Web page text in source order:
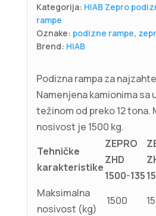
Kategorija: HIAB Zepro
rampe
Oznake: podizne rampe,
Brend: HIAB
Podizna rampa za
Namenjena kamionima sa
težinom od preko 12 tona.
nosivost je 1500 kg.
Tehničke
karakteristike
ZEPRO
ZHD
1500-135
Maksimalna
nosivost (kg)
1500